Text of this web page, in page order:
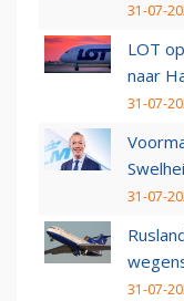
31-07-
LOT
naar
31-07-
31-07-
31-07-